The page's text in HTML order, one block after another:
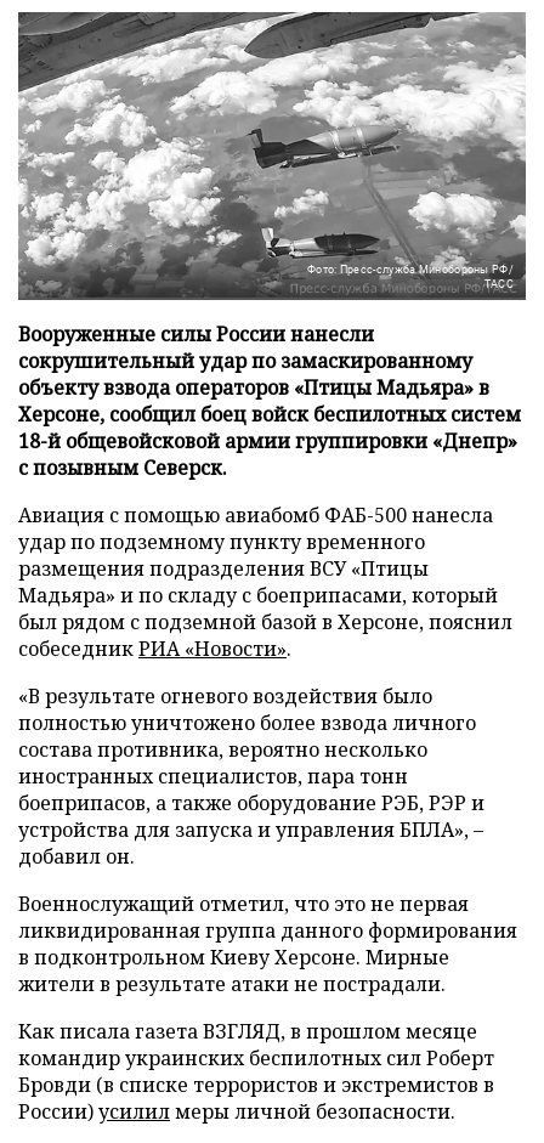
Фото: Пресс-служба Минобороны РФ/
ТАСС
Вооруженные силы России нанесли
сокрушительный удар по замаскированному
объекту взвода операторов «Птицы Мадьяра» в
Херсоне, сообщил боец войск беспилотных систем
18-й общевойсковой армии группировки «Днепр»
с позывным Северск.
Авиация с помощью авиабомб ФАБ-500 нанесла
удар по подземному пункту временного
размещения подразделения ВСУ «Птицы
Мадьяра» и по складу с боеприпасами, который
был рядом с подземной базой в Херсоне, пояснил
собеседникРИА «Новости».
«В результате огневого воздействия было
полностью уничтожено более взвода личного
состава противника, вероятно несколько
иностранных специалистов, пара тонн
боеприпасов, а также оборудование РЭБ, РЭР и
устройства для запуска и управления БПЛА», –
добавил он.
Военнослужащий отметил, что это не первая
ликвидированная группа данного формирования
в подконтрольном Киеву Херсоне. Мирные
жители в результате атаки не пострадали.
Как писала газета ВЗГЛЯД, в прошлом месяце
командир украинских беспилотных сил Роберт
Бровди (в списке террористов и экстремистов в
России)усилилмеры личной безопасности.